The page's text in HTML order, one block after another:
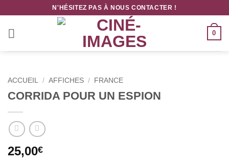
contenu
N'HÉSITEZ PAS À NOUS CONTACTER !
0
ACCUEIL / AFFICHES / FRANCE
CORRIDA POUR UN ESPION
25,00€